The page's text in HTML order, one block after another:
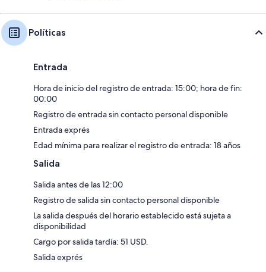
Políticas
Entrada
Hora de inicio del registro de entrada: 15:00; hora de fin:
00:00
Registro de entrada sin contacto personal disponible
Entrada exprés
Edad mínima para realizar el registro de entrada: 18 años
Salida
Salida antes de las 12:00
Registro de salida sin contacto personal disponible
La salida después del horario establecido está sujeta a
disponibilidad
Cargo por salida tardía: 51 USD.
Salida exprés